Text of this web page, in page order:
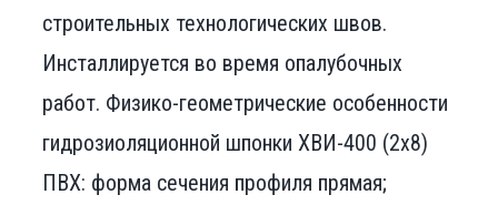
строительных технологических швов.
Инсталлируется во время опалубочных
работ. Физико-геометрические особенности
гидрозиоляционной шпонки ХВИ-400 (2х8)
ПВХ: форма сечения профиля прямая;